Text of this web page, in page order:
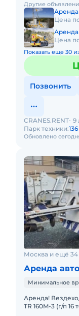
и прохо
Другие
Аренда
Цена
Аренда
Цена
Показать еще 30
Позвонить
Обновлено
CRANES.RENT 9
Парк техники:
Москва и ещё 34
Аренда
Минимальное
Аренда!
TR 160M-3 (г/п